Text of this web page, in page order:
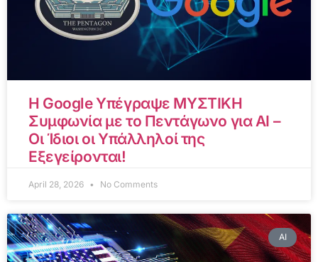
Η Google Υπέγραψε ΜΥΣΤΙΚΗ
Συμφωνία με το Πεντάγωνο για AI –
Οι Ίδιοι οι Υπάλληλοί της
Εξεγείρονται!
April 28, 2026 No Comments
AI